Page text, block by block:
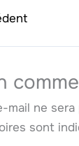
mail ne sera
sont